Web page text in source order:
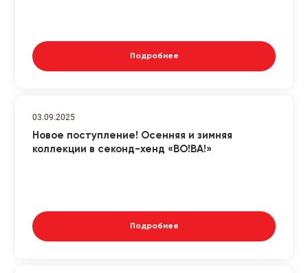
Подробнее
03.09.2025
Новое поступление! Осенняя и зимняя
коллекции в секонд-хенд «ВО!ВА!»
Подробнее